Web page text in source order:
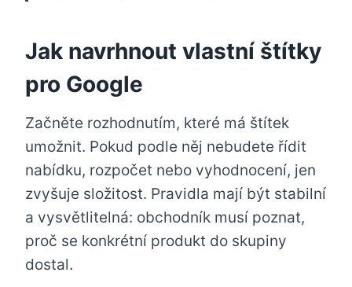
Jak navrhnout vlastní štítky
pro Google
Začněte rozhodnutím, které má štítek
umožnit. Pokud podle něj nebudete řídit
nabídku, rozpočet nebo vyhodnocení, jen
zvyšuje složitost. Pravidla mají být stabilní
a vysvětlitelná: obchodník musí poznat,
proč se konkrétní produkt do skupiny
dostal.